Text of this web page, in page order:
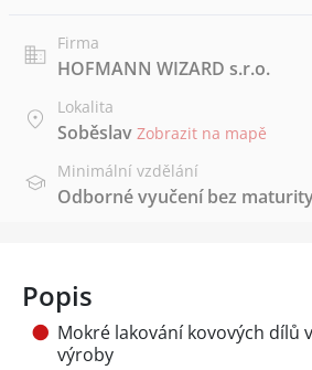
Firma
HOFMANN WIZARD s.r.o.
Lokalita
Soběslav Zobrazit na mapě
Minimální vzdělání
Odborné vyučení bez
Popis
Mokré lakování kovových dílů
výroby